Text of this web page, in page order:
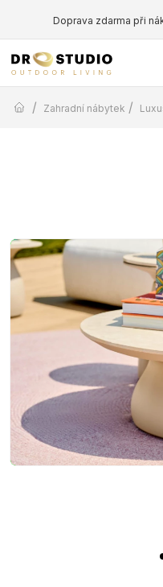
Doprava zdarma při
/ Zahradní nábytek /